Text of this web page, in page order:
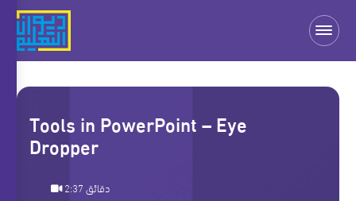
Tools in PowerPoint – Eye
Dropper
2:37 دقائق